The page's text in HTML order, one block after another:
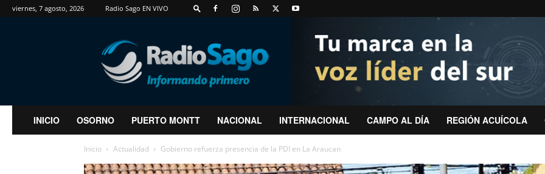
viernes, 7 agosto, 2026 Radio Sago EN VIVO
RadioSago
INICIO OSORNO PUERTO MONTT NACIONAL INTERNACIONAL CAMPO AL DÍA REGIÓN ACUÍCOLA
Inicio Actualidad Gobierno refuerza presencia de la PDI en La Araucan